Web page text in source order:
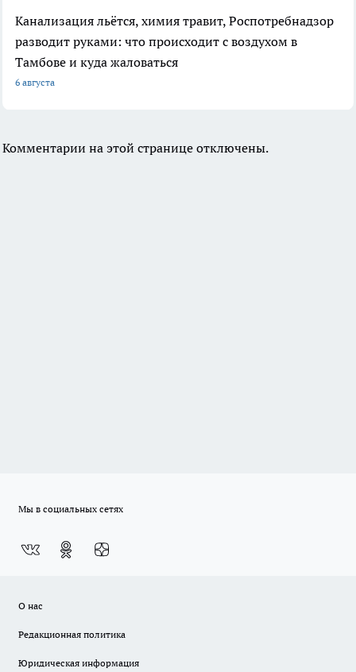
Канализация льётся, химия травит, Роспотребнадзор
разводит руками: что происходит с воздухом в
Тамбове и куда жаловаться
6 августа
Комментарии на этой странице отключены.
Мы в социальных сетях
О нас
Редакционная политика
Юридическая информация